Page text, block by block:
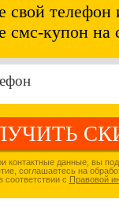
свой телефон
смс-купон на
контактные данные, вы
соглашаетесь на
соответствии с Правовой